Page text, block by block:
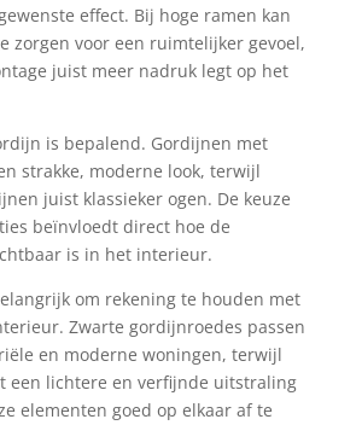
effect. Bij hoge ramen kan
zorgen voor een ruimtelijker gevoel,
juist meer nadruk legt op het
is bepalend. Gordijnen met
strakke, moderne look, terwijl
juist klassieker ogen. De keuze
beïnvloedt direct hoe de
is in het interieur.
om rekening te houden met
Zwarte gordijnroedes passen
en moderne woningen, terwijl
een lichtere en verfijnde uitstraling
elementen goed op elkaar af te